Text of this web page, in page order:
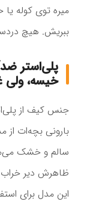
میره توی کوله
ببریش. هیچ
پلی‌استر
خیسه، ولی
جنس کیف از
بارونی بچه‌ات
سالم و خشک
ظاهرش دیر
این مدل برای